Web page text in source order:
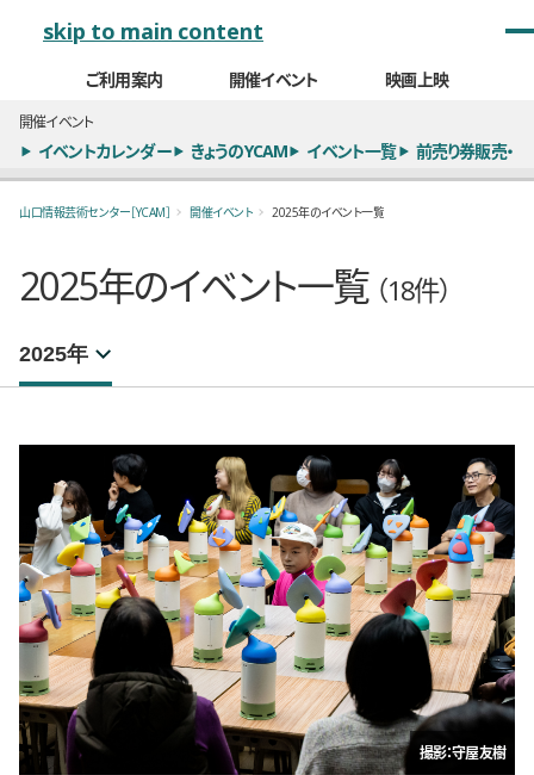
skip to main content
ご利用案内 開催イベント 映画上映
開催イベント
イベントカレンダー きょうのYCAM イベント一覧 前売り券販売・
山口情報芸術センター［YCAM］ 開催イベント 2025年のイベント一覧
2025年のイベント一覧 （18件）
年別イベント一覧
選択するとページが移動します。
撮影：守屋友樹
撮影：山中慎太郎（Qsyum!）
撮影：守屋友樹
ウェンデリン・ファン・オルデンボルフ